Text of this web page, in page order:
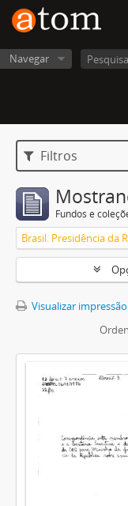
Navegar
Filtros
Fundos e
Brasil. Presidência da
Visualizar impressão